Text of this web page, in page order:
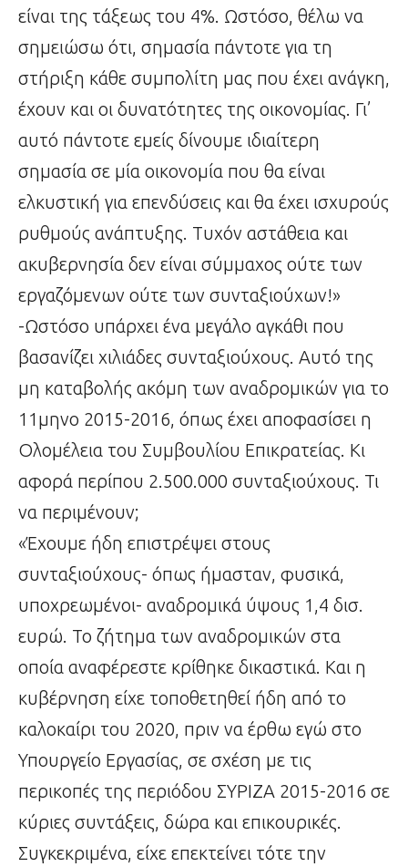
είναι της τάξεως του 4%. Ωστόσο, θέλω να
σημειώσω ότι, σημασία πάντοτε για τη
στήριξη κάθε συμπολίτη μας που έχει ανάγκη,
έχουν και οι δυνατότητες της οικονομίας. Γι’
αυτό πάντοτε εμείς δίνουμε ιδιαίτερη
σημασία σε μία οικονομία που θα είναι
ελκυστική για επενδύσεις και θα έχει ισχυρούς
ρυθμούς ανάπτυξης. Τυχόν αστάθεια και
ακυβερνησία δεν είναι σύμμαχος ούτε των
εργαζόμενων ούτε των συνταξιούχων!»
-Ωστόσο υπάρχει ένα μεγάλο αγκάθι που
βασανίζει χιλιάδες συνταξιούχους. Αυτό της
μη καταβολής ακόμη των αναδρομικών για το
11μηνο 2015-2016, όπως έχει αποφασίσει η
Ολομέλεια του Συμβουλίου Επικρατείας. Κι
αφορά περίπου 2.500.000 συνταξιούχους. Τι
να περιμένουν;
«Έχουμε ήδη επιστρέψει στους
συνταξιούχους- όπως ήμασταν, φυσικά,
υποχρεωμένοι- αναδρομικά ύψους 1,4 δισ.
ευρώ. Το ζήτημα των αναδρομικών στα
οποία αναφέρεστε κρίθηκε δικαστικά. Και η
κυβέρνηση είχε τοποθετηθεί ήδη από το
καλοκαίρι του 2020, πριν να έρθω εγώ στο
Υπουργείο Εργασίας, σε σχέση με τις
περικοπές της περιόδου ΣΥΡΙΖΑ 2015-2016 σε
κύριες συντάξεις, δώρα και επικουρικές.
Συγκεκριμένα, είχε επεκτείνει τότε την